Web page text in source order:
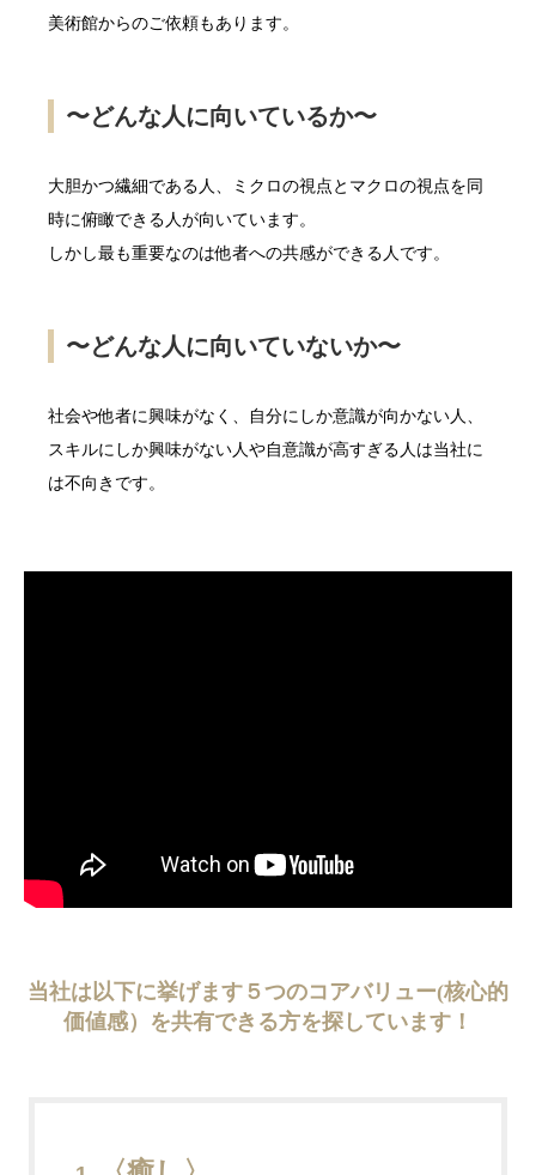
美術館からのご依頼もあります。
〜どんな人に向いているか〜
大胆かつ繊細である人、ミクロの視点とマクロの視点を同
時に俯瞰できる人が向いています。
しかし最も重要なのは他者への共感ができる人です。
〜どんな人に向いていないか〜
社会や他者に興味がなく、自分にしか意識が向かない人、
スキルにしか興味がない人や自意識が高すぎる人は当社に
は不向きです。
当社は以下に挙げます５つのコアバリュー(核心的
価値感）を共有できる方を探しています！